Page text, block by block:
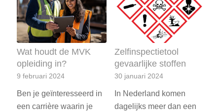
Wat houdt de MVK
opleiding in?
9 februari 2024
Ben je geïnteresseerd in
een carrière waarin je
Zelfinspectietool
gevaarlijke stoffen
30 januari 2024
In Nederland komen
dagelijks meer dan een